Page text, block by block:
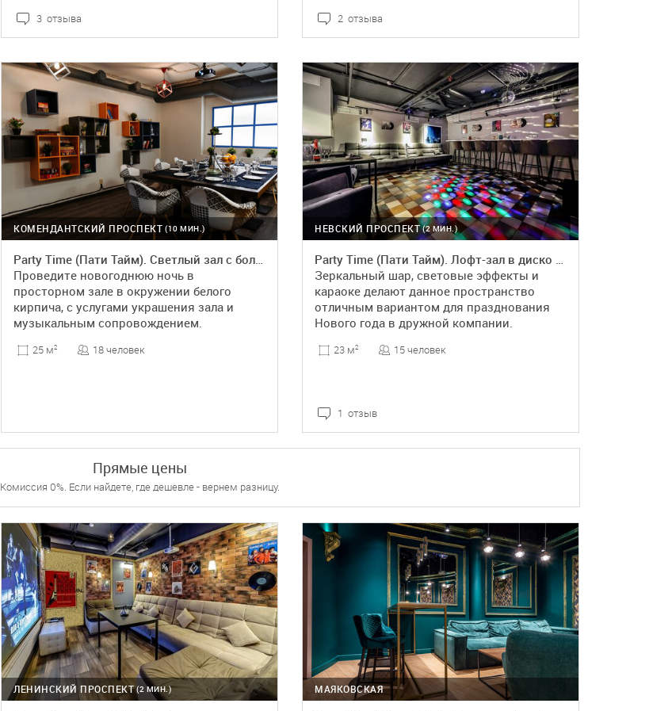
3 отзыва 2 отзыва
(10 МИН.)
КОМЕНДАНТСКИЙ ПРОСПЕКТ
Party Time (Пати Тайм). Светлый зал с большим экраном
Проведите новогоднюю ночь в
просторном зале в окружении белого
кирпича, с услугами украшения зала и
музыкальным сопровождением.
25 м2 18 человек
ПОДРОБНЕЕ
(2 МИН.)
НЕВСКИЙ ПРОСПЕКТ
Party Time (Пати Тайм). Лофт-зал в диско стиле
Зеркальный шар, световые эффекты и
караоке делают данное пространство
отличным вариантом для празднования
Нового года в дружной компании.
23 м2 15 человек
1 отзыв
ПОДРОБНЕЕ
Прямые цены
Комиссия 0%. Если найдете, где дешевле - вернем разницу.
(2 МИН.)
ЛЕНИНСКИЙ ПРОСПЕКТ МАЯКОВСКАЯ